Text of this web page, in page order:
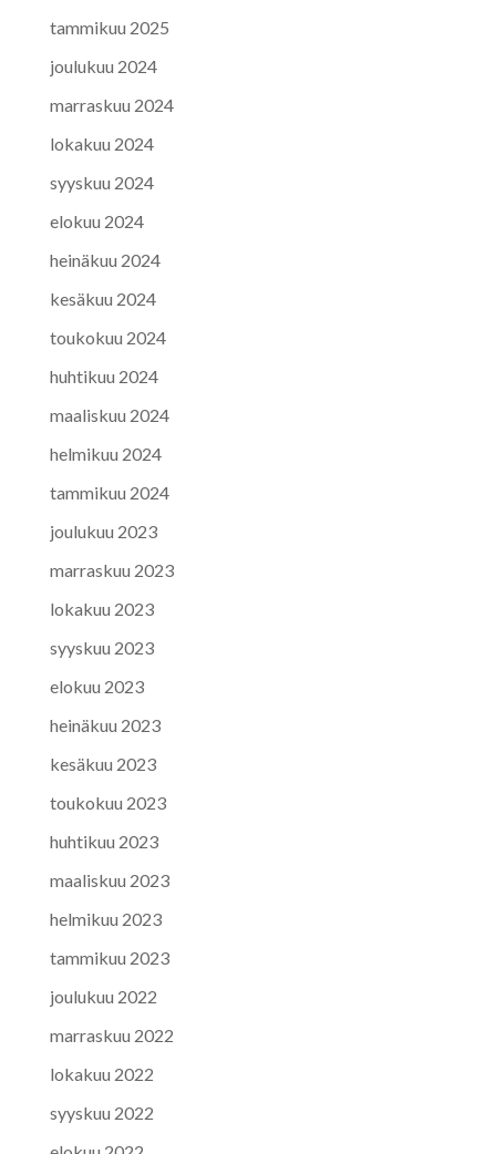
tammikuu 2025
joulukuu 2024
marraskuu 2024
lokakuu 2024
syyskuu 2024
elokuu 2024
heinäkuu 2024
kesäkuu 2024
toukokuu 2024
huhtikuu 2024
maaliskuu 2024
helmikuu 2024
tammikuu 2024
joulukuu 2023
marraskuu 2023
lokakuu 2023
syyskuu 2023
elokuu 2023
heinäkuu 2023
kesäkuu 2023
toukokuu 2023
huhtikuu 2023
maaliskuu 2023
helmikuu 2023
tammikuu 2023
joulukuu 2022
marraskuu 2022
lokakuu 2022
syyskuu 2022